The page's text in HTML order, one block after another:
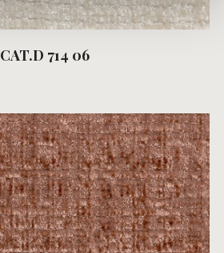
CAT.D 714 06